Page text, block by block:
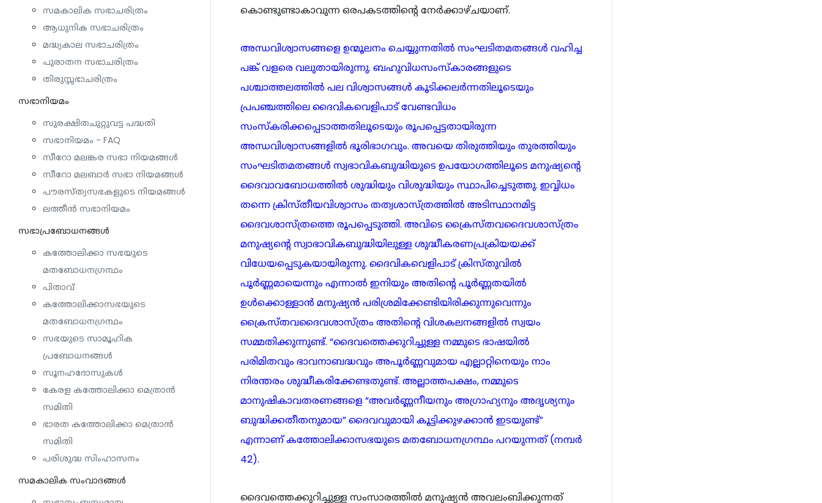
സമകാലിക സഭാചരിത്രം
ആധുനിക സഭാചരിത്രം
മദ്ധ്യകാല സഭാചരിത്രം
പുരാതന സഭാചരിത്രം
തിരുസ്സഭാചരിത്രം
സഭാനിയമം
സുരക്ഷിതചുറ്റുവട്ട പദ്ധതി
സഭാനിയമം - FAQ
സീറോ മലങ്കര സഭാ നിയമങ്ങൾ
സീറോ മലബാർ സഭാ നിയമങ്ങൾ
പൗരസ്ത്യസഭകളുടെ നിയമങ്ങൾ
ലത്തീൻ സഭാനിയമം
സഭാപ്രബോധനങ്ങള്‍
കത്തോലിക്കാ സഭയുടെ
മതബോധനഗ്രന്ഥം
പിതാവ്
കത്തോലിക്കാസഭയുടെ
മതബോധനഗ്രന്ഥം
സഭയുടെ സാമൂഹിക
പ്രബോധനങ്ങൾ
സൂനഹദോസുകൾ
കേരള കത്തോലിക്കാ മെത്രാൻ
സമിതി
ഭാരത കത്തോലിക്കാ മെത്രാൻ
സമിതി
പരിശുദ്ധ സിംഹാസനം
സമകാലിക സംവാദങ്ങൾ
കൊണ്ടുണ്ടാകാവുന്ന ഒരപകടത്തിൻ്റെ നേര്‍ക്കാഴ്ചയാണ്.
അന്ധവിശ്വാസങ്ങളെ ഉന്മൂലനം ചെയ്യുന്നതില്‍ സംഘടിതമതങ്ങള്‍ വഹിച്ച
പങ്ക് വളരെ വലുതായിരുന്നു. ബഹുവിധസംസ്കാരങ്ങളുടെ
പശ്ചാത്തലത്തില്‍ പല വിശ്വാസങ്ങള്‍ കൂടിക്കലര്‍ന്നതിലൂടെയും
പ്രപഞ്ചത്തിലെ ദൈവികവെളിപാട് വേണ്ടവിധം
സംസ്കരിക്കപ്പെടാത്തതിലൂടെയും രൂപപ്പെട്ടതായിരുന്ന
അന്ധവിശ്വാസങ്ങളില്‍ ഭൂരിഭാഗവും. അവയെ തിരുത്തിയും തുരത്തിയും
സംഘടിതമതങ്ങള്‍ സ്വഭാവികബുദ്ധിയുടെ ഉപയോഗത്തിലൂടെ മനുഷ്യന്റെ
ദൈവാവബോധത്തില്‍ ശുദ്ധിയും വിശുദ്ധിയും സ്ഥാപിച്ചെടുത്തു. ഇവ്വിധം
തന്നെ ക്രിസ്തീയവിശ്വാസം തത്വശാസ്ത്രത്തില്‍ അടിസ്ഥാനമിട്ട
ദൈവശാസ്ത്രത്തെ രൂപപ്പെടുത്തി. അവിടെ ക്രൈസ്തവദൈവശാസ്ത്രം
മനുഷ്യൻ്റെ സ്വാഭാവികബുദ്ധിയിലുള്ള ശുദ്ധീകരണപ്രക്രിയയക്ക്
വിധേയപ്പെടുകയായിരുന്നു. ദൈവികവെളിപാട് ക്രിസ്തുവില്‍
പൂര്‍ണ്ണമായെന്നും എന്നാല്‍ ഇനിയും അതിൻ്റെ പൂര്‍ണ്ണതയില്‍
ഉള്‍ക്കൊള്ളാന്‍‍ മനുഷ്യന്‍ പരിശ്രമിക്കേണ്ടിയിരിക്കുന്നുവെന്നും
ക്രൈസ്തവദൈവശാസ്ത്രം അതിൻ്റെ വിശകലനങ്ങളില്‍ സ്വയം
സമ്മതിക്കുന്നുണ്ട്. “ദൈവത്തെക്കുറിച്ചുള്ള നമ്മുടെ ഭാഷയില്‍
പരിമിതവും ഭാവനാബദ്ധവും അപൂര്‍ണ്ണവുമായ എല്ലാറ്റിനെയും നാം
നിരന്തരം ശുദ്ധീകരിക്കേണ്ടതുണ്ട്. അല്ലാത്തപക്ഷം, നമ്മുടെ
മാനുഷികാവതരണങ്ങളെ “അവര്‍ണ്ണനീയനും അഗ്രാഹ്യനും അദൃശ്യനും
ബുദ്ധിക്കതീതനുമായ” ദൈവവുമായി കൂട്ടിക്കുഴക്കാന്‍ ഇടയുണ്ട്”
എന്നാണ് കത്തോലിക്കാസഭയുടെ മതബോധനഗ്രന്ഥം പറയുന്നത് (നമ്പര്‍
42).
ദൈവത്തെക്കുറിച്ചുള്ള സംസാരത്തില്‍ മനുഷ്യന്‍ അവലംബിക്കുന്നത്